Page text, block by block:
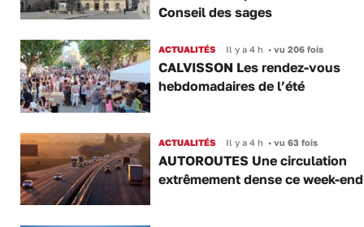
Conseil des sages
ACTUALITÉS Il y a 4 h •vu 206 fois
CALVISSON Les rendez-vous
hebdomadaires de l’été
ACTUALITÉS Il y a 4 h •vu 63 fois
AUTOROUTES Une circulation
extrêmement dense ce week-end